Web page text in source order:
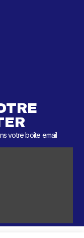
votre boîte email